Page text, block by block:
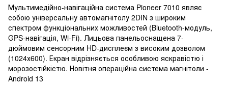
Мультимедійно-навігаційна система Pioneer 7010 являє
собою універсальну автомагнітолу 2DIN з широким
спектром функціональних можливостей (Bluetooth-модуль,
GPS-навігація, Wi-Fi). Лицьова панельоснащена 7-
дюймовим сенсорним HD-дисплеєм з високим дозволом
(1024х600). Екран відрізняється особливою яскравістю і
морозостійкістю. Новітня операційна система магнітоли -
Android 13